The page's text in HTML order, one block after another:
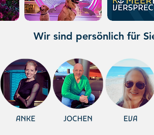
Wir sind persönlich für